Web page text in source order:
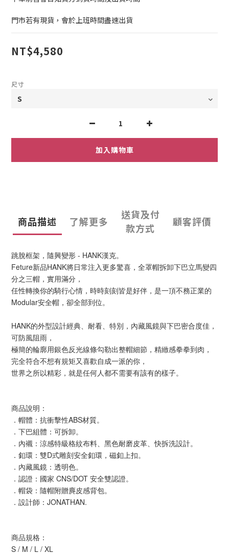
門市若有現貨，會於上班時間盡速出貨
NT$4,580
尺寸
加入購物車
商品描述 了解更多
送貨及付
款方式
顧客評價
跳脫框架，隨興變形 - HANK漢克。
Feture新品HANK將日常注入更多驚喜，全罩帽拆卸下巴立馬變四
分之三帽，實用滿分，
任性轉換你的騎行心情，時時刻刻皆是好伴，是一頂不務正業的
Modular安全帽，卻全部到位。
HANK的外型設計經典、耐看、特別，內藏風鏡與下巴密合度佳，
可防風阻雨，
極簡的輪廓用銀色反光線條勾勒出整帽細節，精緻感拳拳到肉，
完全符合不想有規矩又喜歡自成一派的你，
世界之所以精彩，就是任何人都不需要有該有的樣子。
商品說明：
．帽體：抗衝擊性ABS材質。
．下巴組體：可拆卸。
．內襯：涼感特級格紋布料、黑色耐磨皮革、快拆洗設計。
．釦環：雙D式雕刻安全釦環，磁釦上扣。
．內藏風鏡：透明色。
．認證：國家 CNS/DOT 安全雙認證。
．帽袋：隨帽附贈麂皮感背包。
．設計師：JONATHAN.
商品規格：
S / M / L / XL